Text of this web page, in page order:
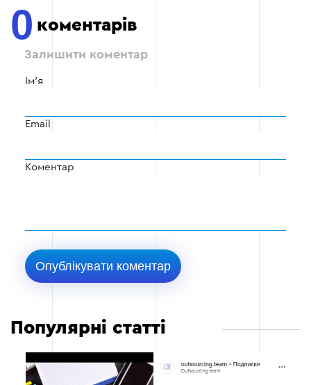
0 коментарів
Залишити коментар
Ім'я
Email
Коментар
Популярні статті